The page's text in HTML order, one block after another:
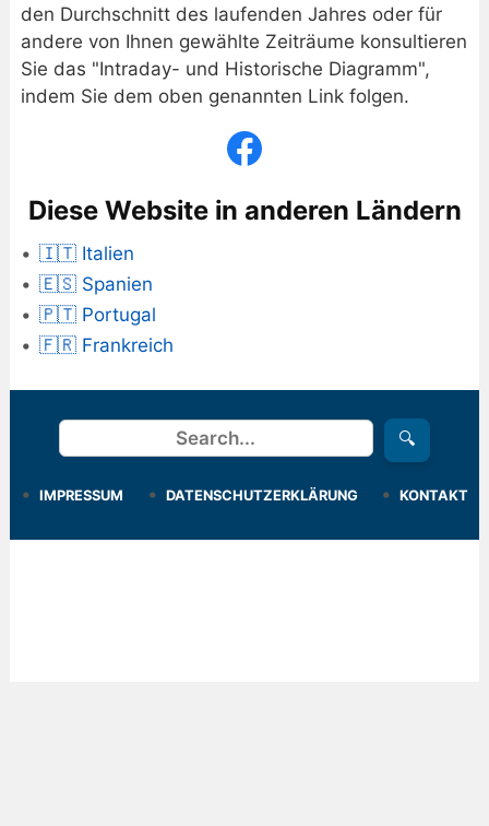
den Durchschnitt des laufenden Jahres oder für
andere von Ihnen gewählte Zeiträume konsultieren
Sie das "Intraday- und Historische Diagramm",
indem Sie dem oben genannten Link folgen.
Diese Website in anderen Ländern
🇮🇹 Italien
🇪🇸 Spanien
🇵🇹 Portugal
🇫🇷 Frankreich
Suchen 🔍
IMPRESSUM DATENSCHUTZERKLÄRUNG KONTAKT